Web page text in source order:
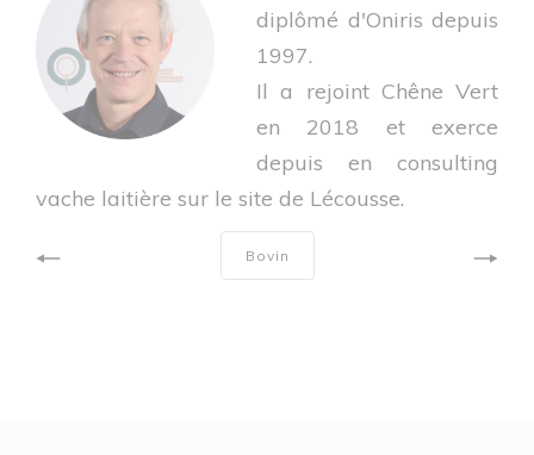
diplômé d'Oniris depuis
1997.
Il a rejoint Chêne Vert
en 2018 et exerce
depuis en consulting
vache laitière sur le site de Lécousse.
Bovin